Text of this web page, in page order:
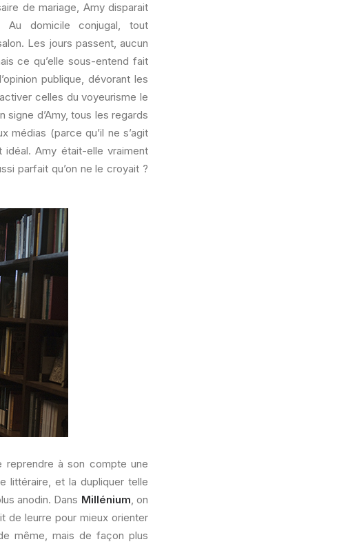
de mariage, Amy disparait
Au domicile conjugal, tout
Les jours passent, aucun
ce qu’elle sous-entend fait
publique, dévorant les
celles du voyeurisme le
signe d’Amy, tous les regards
médias (parce qu’il ne s’agit
Amy était-elle vraiment
parfait qu’on ne le croyait ?
reprendre à son compte une
littéraire, et la dupliquer telle
anodin. Dans Millénium, on
de leurre pour mieux orienter
même, mais de façon plus